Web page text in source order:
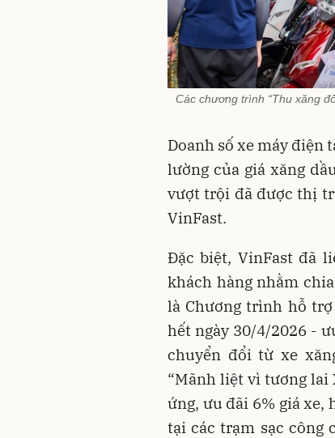
Các chương trình “Thu xăng
Doanh số xe máy điện
lường của giá xăng
vượt trội đã được thị
VinFast.
Đặc biệt, VinFast đã
khách hàng nhằm
là Chương trình hỗ
hết ngày 30/4/2026 -
chuyển đổi từ xe
“Mãnh liệt vì tương lai
ứng, ưu đãi 6% giá xe,
tại các trạm sạc công